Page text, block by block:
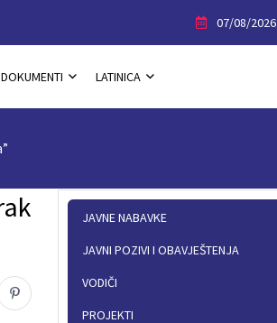
07/08/2026
DOKUMENTI LATINICA
JAVNE NABAVKE
JAVNI POZIVI I OBAVJEŠTENJA
VODIČI
PROJEKTI